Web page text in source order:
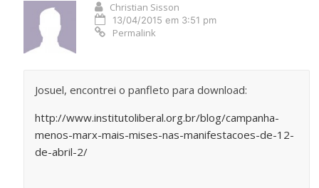
Christian Sisson
13/04/2015 em 3:51 pm
Permalink
Josuel, encontrei o panfleto para download:
http://www.institutoliberal.org.br/blog/campanha-
menos-marx-mais-mises-nas-manifestacoes-de-12-
de-abril-2/